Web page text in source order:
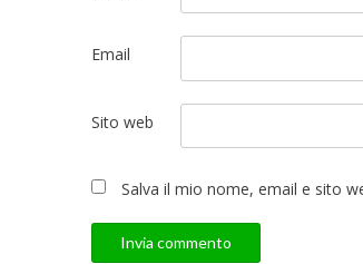
Email
Sito web
Salva il mio nome, email e sito